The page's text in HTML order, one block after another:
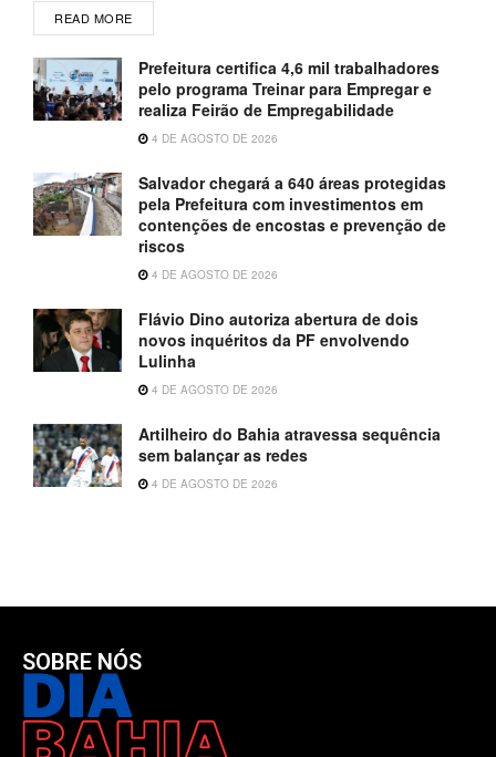
READ MORE
Prefeitura certifica 4,6 mil trabalhadores
pelo programa Treinar para Empregar e
realiza Feirão de Empregabilidade
4 DE AGOSTO DE 2026
Salvador chegará a 640 áreas protegidas
pela Prefeitura com investimentos em
contenções de encostas e prevenção de
riscos
4 DE AGOSTO DE 2026
Flávio Dino autoriza abertura de dois
novos inquéritos da PF envolvendo
Lulinha
4 DE AGOSTO DE 2026
Artilheiro do Bahia atravessa sequência
sem balançar as redes
4 DE AGOSTO DE 2026
SOBRE NÓS